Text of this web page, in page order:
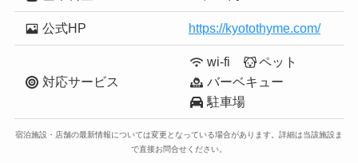
公式HP https://kyotothyme.com/
対応サービス
wi-fi ペット
バーベキュー
駐車場
宿泊施設・店舗の最新情報については変更となっている場合があります。詳細は当該施設ま
で直接お問合せください。